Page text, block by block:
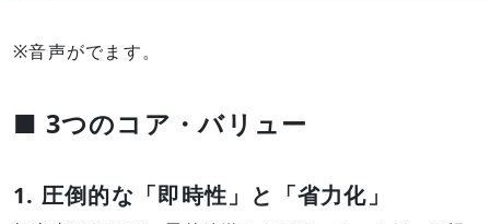
※音声がでます。
■ 3つのコア・バリュー
1. 圧倒的な「即時性」と「省力化」